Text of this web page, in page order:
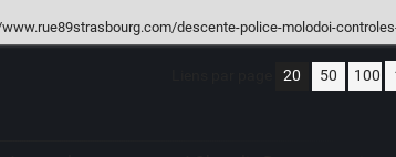
descente-police-molodoi-controles-
20 50 100